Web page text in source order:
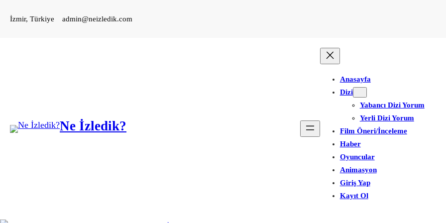
geçİzmir, Türkiye admin@neizledik.com
Ne İzledik?
Anasayfa
Dizi
Yabancı Dizi Yorum
Yerli Dizi Yorum
Film Öneri/İnceleme
Haber
Oyuncular
Animasyon
Giriş Yap
Kayıt Ol